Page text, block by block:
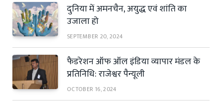
दुनिया में अमनचैन, अयुद्ध एवं शांति का
उजाला हो
SEPTEMBER 20, 2024
फैडरेशन ऑफ ऑल इंडिया व्यापार मंडल के
प्रतिनिधि: राजेश्वर पैन्यूली
OCTOBER 16, 2024